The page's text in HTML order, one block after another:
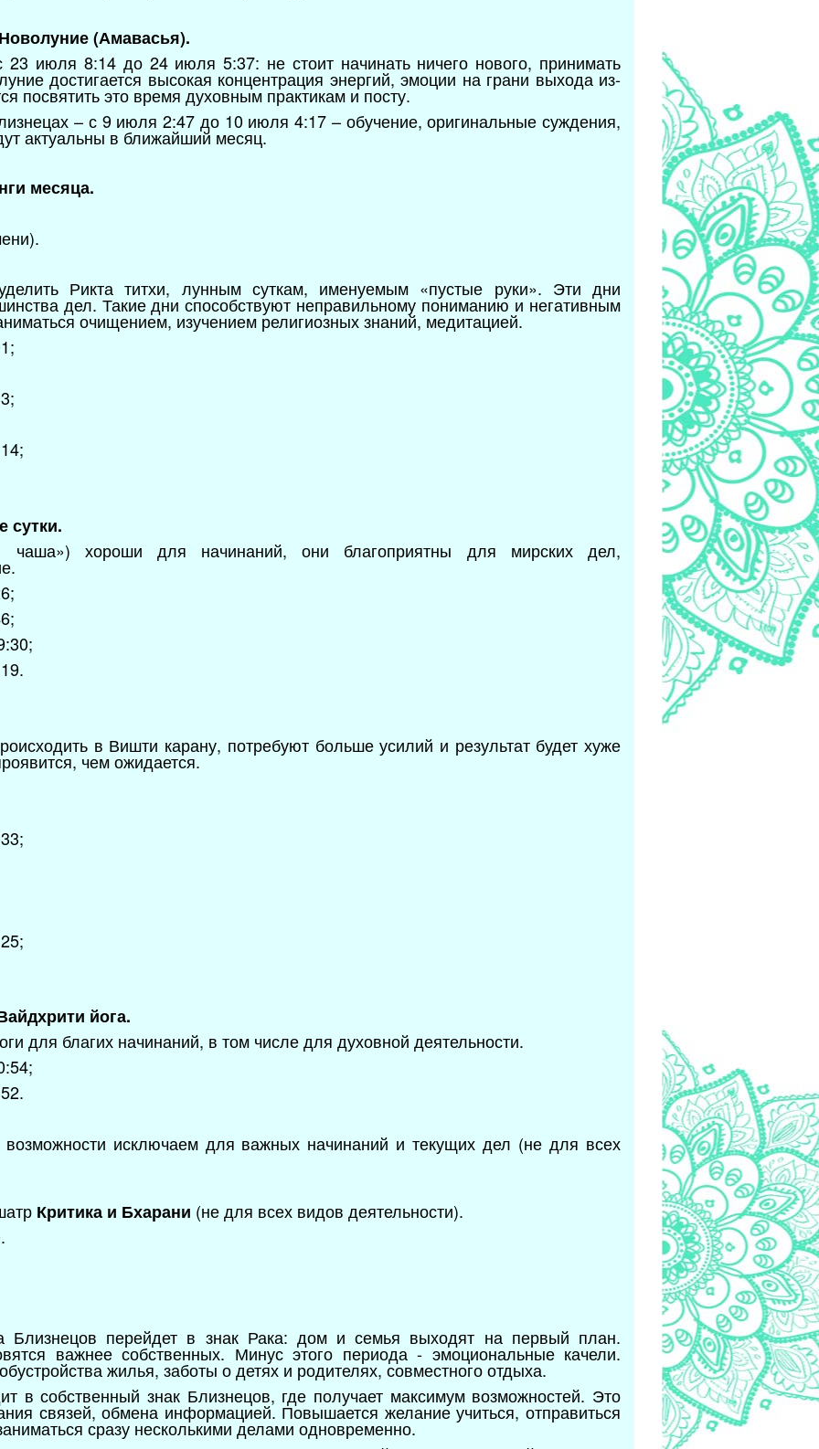
(Амавасья).
июля 8:14 до 24 июля 5:37: не стоит начинать ничего нового, принимать
достигается высокая концентрация энергий, эмоции на грани выхода из-
посвятить это время духовным практикам и посту.
– с 9 июля 2:47 до 10 июля 4:17 – обучение, оригинальные суждения,
актуальны в ближайший месяц.
месяца.
Рикта титхи, лунным суткам, именуемым «пустые руки». Эти дни
дел. Такие дни способствуют неправильному пониманию и негативным
очищением, изучением религиозных знаний, медитацией.
сутки.
чаша») хороши для начинаний, они благоприятны для мирских дел,
в Вишти карану, потребуют больше усилий и результат будет хуже
чем ожидается.
йога.
для благих начинаний, в том числе для духовной деятельности.
исключаем для важных начинаний и текущих дел (не для всех
Критика и Бхарани (не для всех видов деятельности).
перейдет в знак Рака: дом и семья выходят на первый план.
важнее собственных. Минус этого периода - эмоциональные качели.
жилья, заботы о детях и родителях, совместного отдыха.
в собственный знак Близнецов, где получает максимум возможностей. Это
связей, обмена информацией. Повышается желание учиться, отправиться
сразу несколькими делами одновременно.